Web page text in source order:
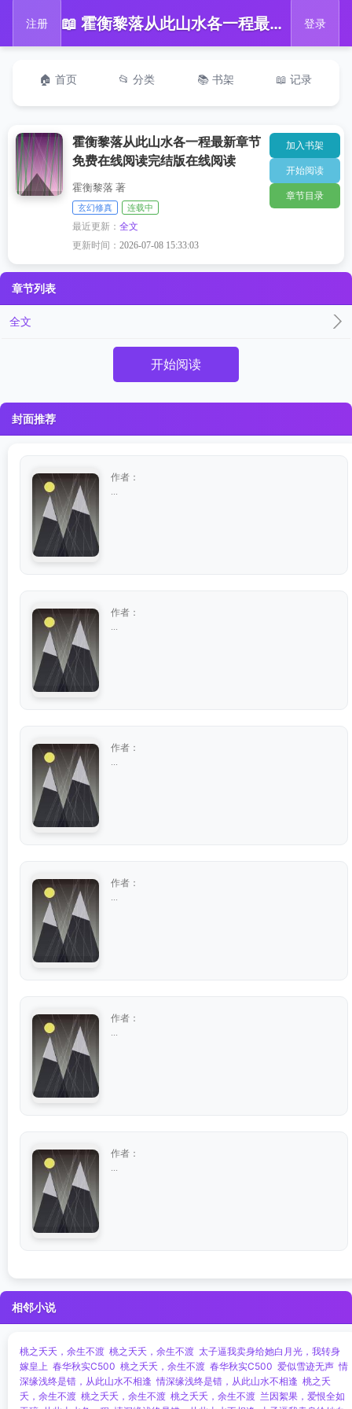
注册 📖 霍衡黎落从此山水各一程最新章节免费在线阅读完结版在线阅读 登录
🏠 首页 📂 分类 📚 书架 📖 记录
霍衡黎落从此山水各一程最新章节
免费在线阅读完结版在线阅读
霍衡黎落 著
玄幻修真 连载中
最近更新：全文
更新时间：2026-07-08 15:33:03
加入书架
开始阅读
章节目录
章节列表
全文
开始阅读
封面推荐
作者：
作者：
作者：
作者：
作者：
作者：
相邻小说
桃之夭夭，余生不渡 桃之夭夭，余生不渡 太子逼我卖身给她白月光，我转身
嫁皇上 春华秋实C500 桃之夭夭，余生不渡 春华秋实C500 爱似雪迹无声 情
深缘浅终是错，从此山水不相逢 情深缘浅终是错，从此山水不相逢 桃之夭
夭，余生不渡 桃之夭夭，余生不渡 桃之夭夭，余生不渡 兰因絮果，爱恨全如